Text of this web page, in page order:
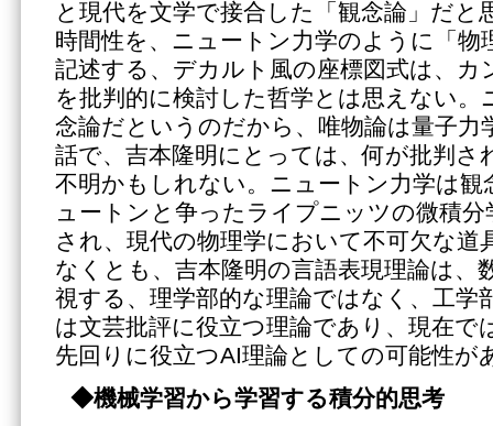
と現代を文学で接合した「観念論」だと
時間性を、ニュートン力学のように「物
記述する、デカルト風の座標図式は、カ
を批判的に検討した哲学とは思えない。
念論だというのだから、唯物論は量子力
話で、吉本隆明にとっては、何が批判さ
不明かもしれない。ニュートン力学は
ュートンと争ったライプニッツの微積分
され、現代の物理学において不可欠な道
なくとも、吉本隆明の言語表現理論は、
視する、理学部的な理論ではなく、工学
は文芸批評に役立つ理論であり、現在で
先回りに役立つAI理論としての可能性が
◆機械学習から学習する積分的思考